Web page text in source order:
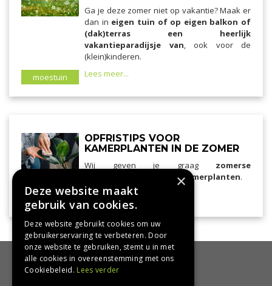
moestuin
Ga je deze zomer niet op vakantie? Maak er
dan in eigen tuin of op eigen balkon of
(dak)terras een heerlijk
vakantieparadijsje van, ook voor de
(klein)kinderen.
Lees meer...
kamerplanten
OPFRISTIPS VOOR
KAMERPLANTEN IN DE ZOMER
Wij geven je graag zomerse
verzorgingstips voor je kamerplanten.
Lees meer...
HANDIG
×
Deze website maakt
gebruik van cookies.
Deze website gebruikt cookies om uw
gebruikerservaring te verbeteren. Door
onze website te gebruiken, stemt u in met
alle cookies in overeenstemming met ons
Cookiebeleid. Lees verder